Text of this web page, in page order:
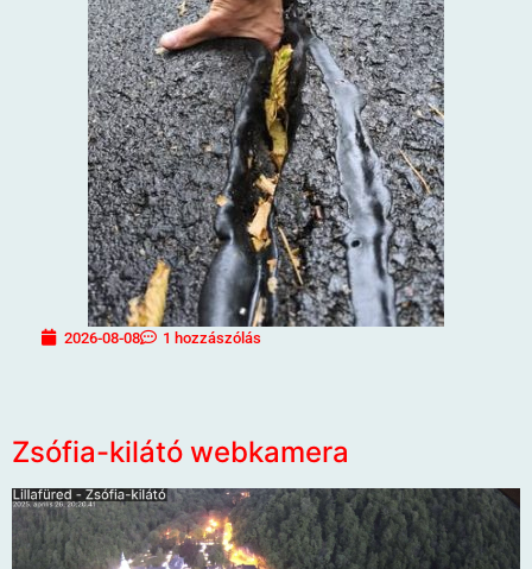
2026-08-08 1 hozzászólás
Zsófia-kilátó webkamera